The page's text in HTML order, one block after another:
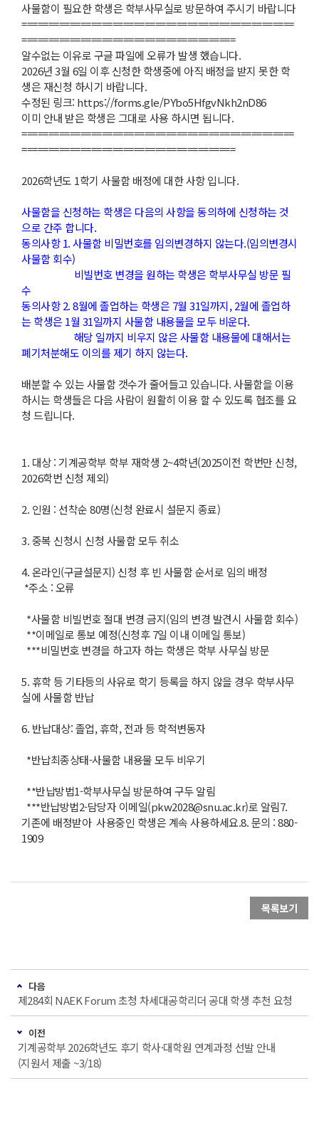
사물함이 필요한 학생은 학부사무실로 방문하여 주시기 바랍니다
===================================================
========================================
알수없는 이유로 구글 파일에 오류가 발생 했습니다.
2026년 3월 6일 이후 신청한 학생중에 아직 배정을 받지 못한 학
생은 재신청 하시기 바랍니다.
수정된 링크: https://forms.gle/PYbo5HfgvNkh2nD86
이미 안내 받은 학생은 그대로 사용 하시면 됩니다.
===================================================
========================================
2026학년도 1학기 사물함 배정에 대한 사항 입니다.
사물함을 신청하는 학생은 다음의 사항을 동의하에 신청하는 것
으로 간주 합니다.
동의사항 1. 사물함 비밀번호를 임의변경하지 않는다.(임의변경시
사물함 회수)
비빌번호 변경을 원하는 학생은 학부사무실 방문 필
수
동의사항 2. 8월에 졸업하는 학생은 7월 31일까지, 2월에 졸업하
는 학생은 1월 31일까지 사물함 내용물을 모두 비운다.
해당 일까지 비우지 않은 사물함 내용물에 대해서는
폐기처분해도 이의를 제기 하지 않는다.
배분할 수 있는 사물함 갯수가 줄어들고 있습니다. 사물함을 이용
하시는 학생들은 다음 사람이 원활히 이용 할 수 있도록 협조를 요
청 드립니다.
1. 대상 : 기계공학부 학부 재학생 2~4학년(2025이전 학번만 신청,
2026학번 신청 제외)
2. 인원 : 선착순 80명(신청 완료시 설문지 종료)
3. 중복 신청시 신청 사물함 모두 취소
4. 온라인(구글설문지) 신청 후 빈 사물함 순서로 임의 배정
*주소 : 오류
*사물함 비빌번호 절대 변경 금지(임의 변경 발견시 사물함 회수)
**이메일로 통보 예정(신청후 7일 이내 이메일 통보)
***비밀번호 변경을 하고자 하는 학생은 학부 사무실 방문
5. 휴학 등 기타등의 사유로 학기 등록을 하지 않을 경우 학부사무
실에 사물함 반납
6. 반납대상: 졸업, 휴학, 전과 등 학적변동자
*반납최종상태-사물함 내용물 모두 비우기
**반납방법1-학부사무실 방문하여 구두 알림
***반납방법2-담당자 이메일(pkw2028@snu.ac.kr)로 알림7.
기존에 배정받아 사용중인 학생은 계속 사용하세요.8. 문의 : 880-
1909
목록보기
다음
제284회 NAEK Forum 초청 차세대공학리더 공대 학생 추천 요청
이전
기계공학부 2026학년도 후기 학사·대학원 연계과정 선발 안내
(지원서 제출 ~3/18)